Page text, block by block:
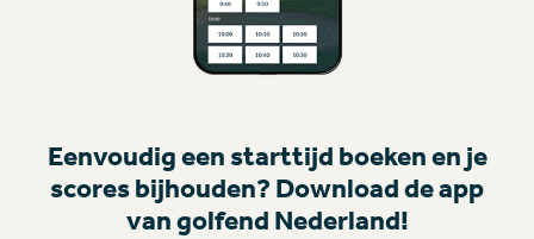
Eenvoudig een starttijd boeken en je
scores bijhouden? Download de app
van golfend Nederland!